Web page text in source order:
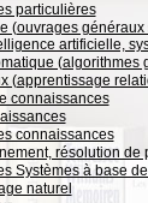
particulières
(ouvrages
artificielle,
(apprentissage
connaissances
connaissances
résolution de
Systèmes à base
naturel